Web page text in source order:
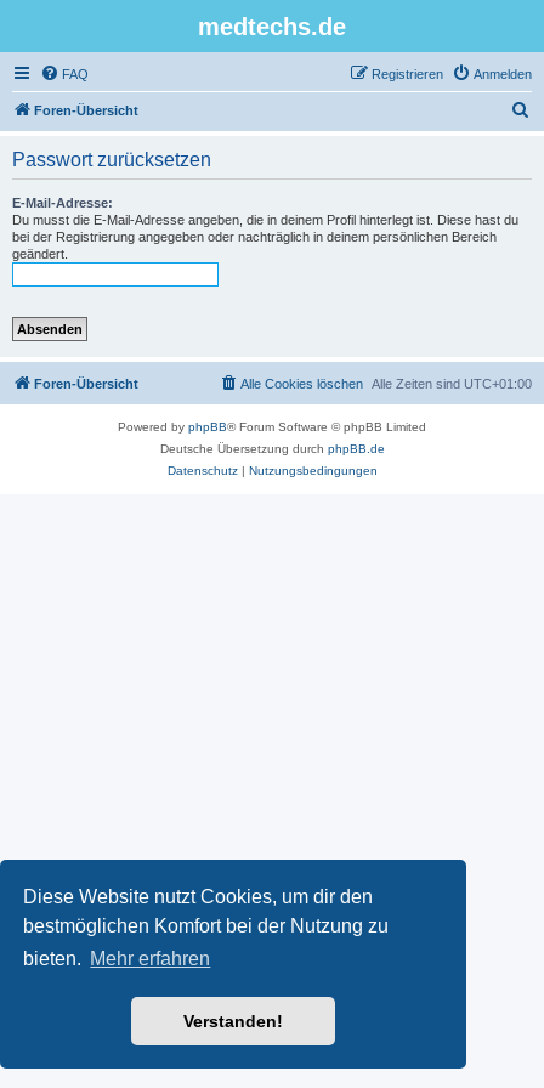
Diese Website nutzt Cookies, um dir den
bestmöglichen Komfort bei der Nutzung zu
bieten. Mehr erfahren
Verstanden!
medtechs.de
FAQ Anmelden
Registrieren
Foren-Übersicht
Passwort zurücksetzen
E-Mail-Adresse:
Du musst die E-Mail-Adresse angeben, die in deinem Profil hinterlegt ist. Diese hast du
bei der Registrierung angegeben oder nachträglich in deinem persönlichen Bereich
geändert.
Foren-Übersicht Alle Zeiten sind UTC+01:00
Alle Cookies löschen
Powered by phpBB® Forum Software © phpBB Limited
Deutsche Übersetzung durch phpBB.de
Datenschutz| Nutzungsbedingungen